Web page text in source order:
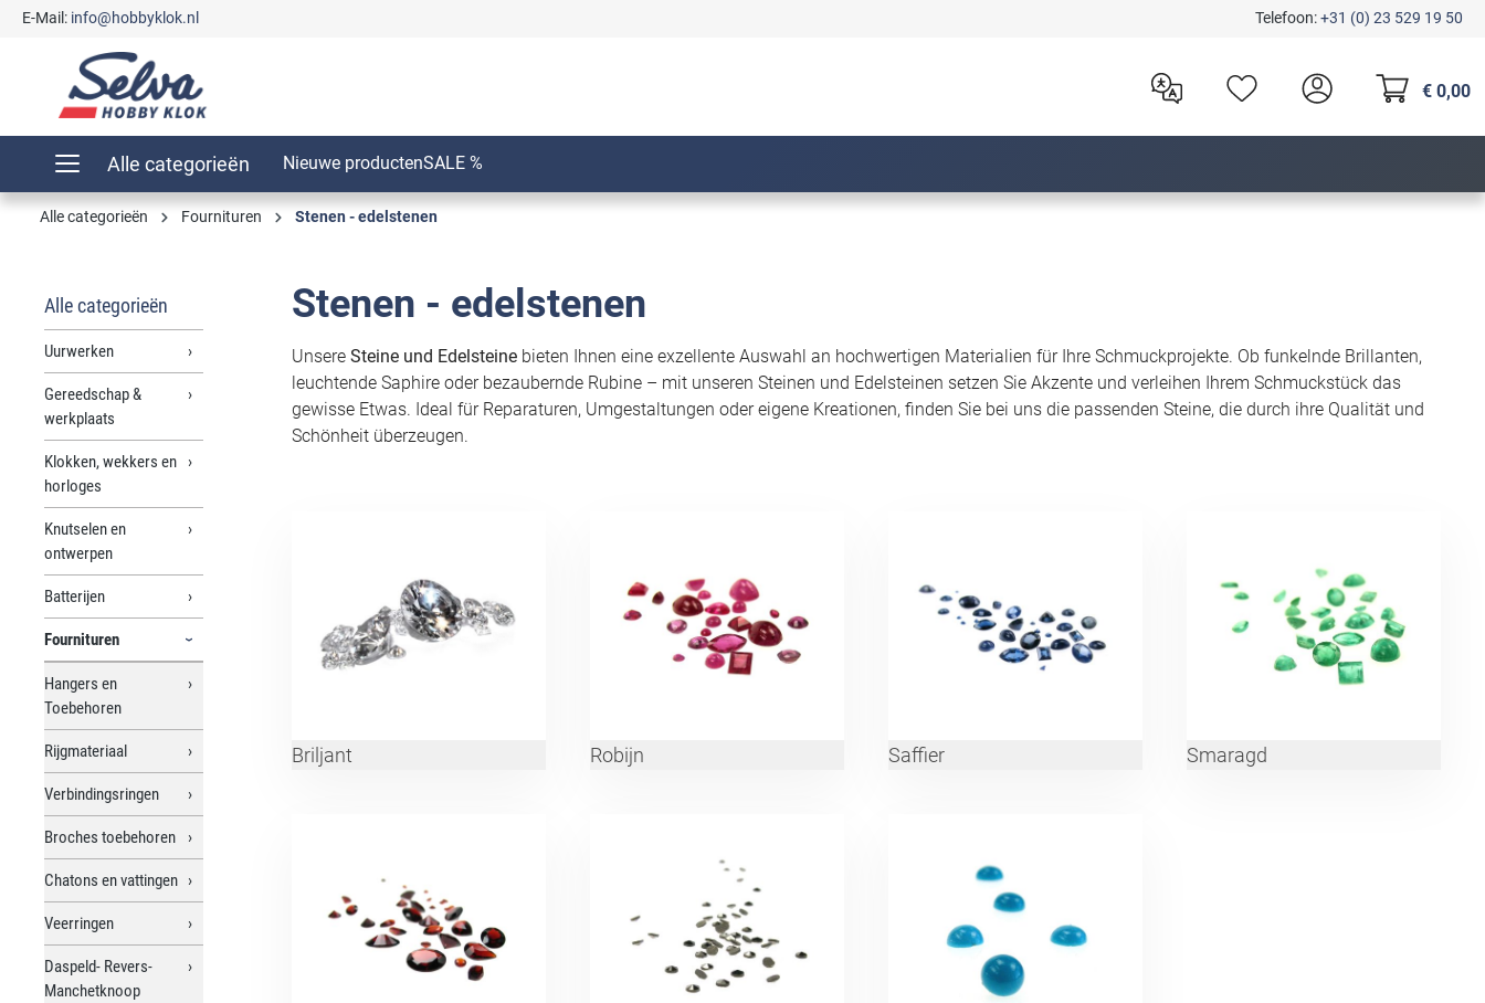
Ga naar de hoofdnavigatie
E-Mail: info@hobbyklok.nl Telefoon:+31 (0) 23 529 19 50
€ 0,00
Alle categorieën Nieuwe productenSALE %
Alle categorieën Fournituren Stenen - edelstenen
Alle categorieën
Uurwerken
Gereedschap &
werkplaats
Klokken, wekkers en
horloges
Knutselen en
ontwerpen
Batterijen
Fournituren
Hangers en
Toebehoren
Rijgmateriaal
Verbindingsringen
Broches toebehoren
Chatons en vattingen
Veerringen
Daspeld- Revers-
Manchetknoop
Stenen - edelstenen
Unsere Steine und Edelsteine bieten Ihnen eine exzellente Auswahl an hochwertigen Materialien für Ihre Schmuckprojekte. Ob funkelnde Brillanten,
leuchtende Saphire oder bezaubernde Rubine – mit unseren Steinen und Edelsteinen setzen Sie Akzente und verleihen Ihrem Schmuckstück das
gewisse Etwas. Ideal für Reparaturen, Umgestaltungen oder eigene Kreationen, finden Sie bei uns die passenden Steine, die durch ihre Qualität und
Schönheit überzeugen.
Briljant Robijn Saffier Smaragd